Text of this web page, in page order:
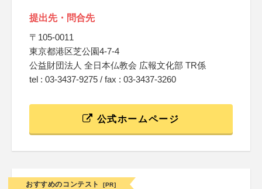
提出先・問合先
〒105-0011
東京都港区芝公園4-7-4
公益財団法人 全日本仏教会 広報文化部 TR係
tel : 03-3437-9275 / fax : 03-3437-3260
公式ホームページ
おすすめのコンテスト [PR]